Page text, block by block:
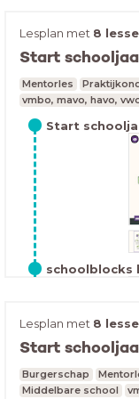
Deze
Leerdoelen:
Willem van
voor Nederland
genoemd.
de 18e eeuw
Les 1 burgers
Leerdoelen:
vertellen
Lesplan met 8
Start
Mentorles
vmbo, mavo, havo,
Start
schoolblocks
Lesplan met 8
Start
Burgerschap
Middelbare school